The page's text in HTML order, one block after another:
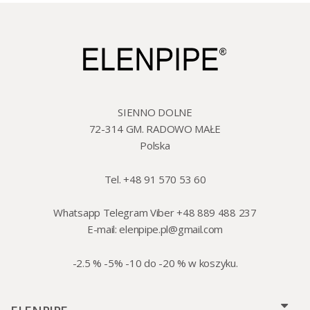
SIENNO DOLNE
72-314 GM. RADOWO MAŁE
Polska
Tel. +48 91 570 53 60
Whatsapp Telegram Viber +48 889 488 237
E-mail:elenpipe.pl@gmail.com
-2.5 % -5% -10 do -20 % w koszyku.